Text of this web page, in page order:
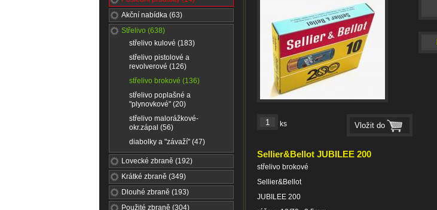
Akční nabídka (63)
Střelivo (638)
střelivo kulové (183)
střelivo pistolové a
revolverové (126)
střelivo brokové (136)
střelivo poplašné a
"plynovkové" (20)
střelivo malorážkové-
okr.zápal (56)
diabolky a "závaží" (47)
Lovecké zbraně (192)
Krátké zbraně (349)
Dlouhé zbraně (193)
Použité zbraně (304)
ks
Sellier&Bellot JUBILEE 200
střelivo brokové
Sellier&Bellot
JUBILEE 200